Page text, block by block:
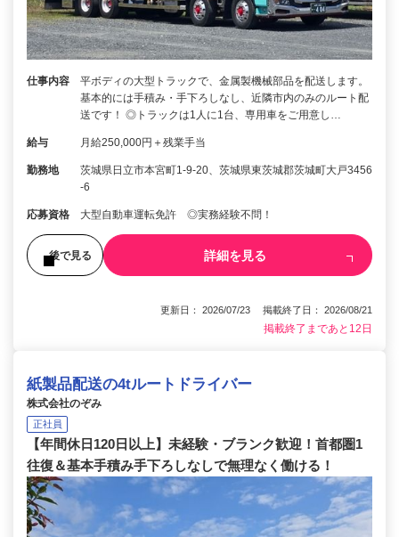
仕事内容
平ボディの大型トラックで、金属製機械部品を配送します。
基本的には手積み・手下ろしなし、近隣市内のみのルート配
送です！ ◎トラックは1人に1台、専用車をご用意し…
給与 月給250,000円＋残業手当
勤務地
茨城県日立市本宮町1-9-20、茨城県東茨城郡茨城町大戸3456
-6
応募資格 大型自動車運転免許 ◎実務経験不問！
後で見る 詳細を見る
更新日： 2026/07/23 掲載終了日： 2026/08/21
掲載終了まであと12日
紙製品配送の4tルートドライバー
株式会社のぞみ
正社員
【年間休日120日以上】未経験・ブランク歓迎！首都圏1
往復＆基本手積み手下ろしなしで無理なく働ける！